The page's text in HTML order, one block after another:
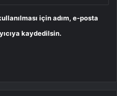
için adım, e-posta
kaydedilsin.